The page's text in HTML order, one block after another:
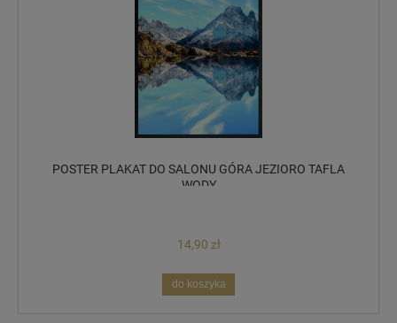
POSTER PLAKAT DO SALONU GÓRA JEZIORO TAFLA
WODY
14,90 zł
do koszyka